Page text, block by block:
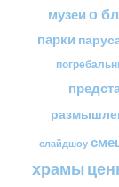
музеи о
парки
слайдшоу
храмы